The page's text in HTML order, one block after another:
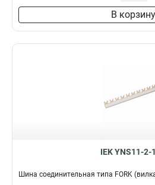
В корзину
IEK YNS11-2-
Шина соединительная типа FORK